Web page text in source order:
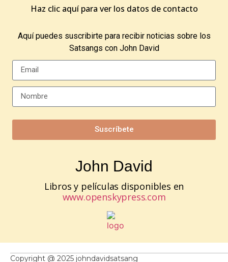
Haz clic aquí para ver los datos de contacto
Aquí puedes suscribirte para recibir noticias sobre los
Satsangs con John David
Suscríbete
John David
Libros y películas disponibles en
www.openskypress.com
Copyright @ 2025 johndavidsatsang